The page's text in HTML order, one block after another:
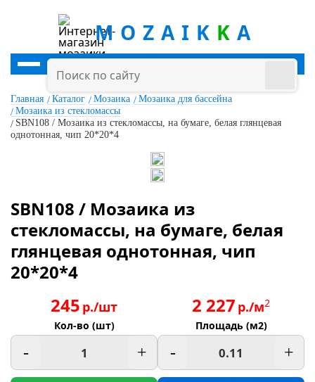
MOZAIK K A
Главная Каталог Мозаика
Мозаика для бассейна
Мозаика из стекломассы
SBN108 / Мозаика из стекломассы, на бумаге, белая глянцевая
однотонная, чип 20*20*4
SBN108 / Мозаика из
стекломассы, на бумаге, белая
глянцевая однотонная, чип
20*20*4
245 р./шт
Кол-во (шт)
- +
2 227 р./м2
Площадь (м2)
- +